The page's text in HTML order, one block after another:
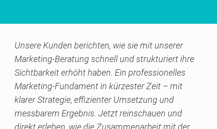
Unsere Kunden berichten, wie sie mit unserer
Marketing-Beratung schnell und strukturiert ihre
Sichtbarkeit erhöht haben. Ein professionelles
Marketing-Fundament in kürzester Zeit – mit
klarer Strategie, effizienter Umsetzung und
messbarem Ergebnis. Jetzt reinschauen und